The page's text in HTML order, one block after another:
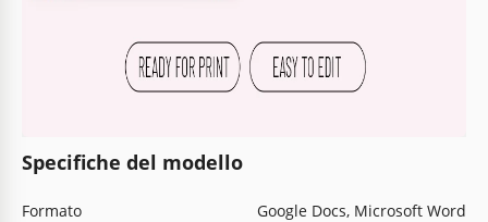
Specifiche del modello
Formato
Google Docs, Microsoft Word